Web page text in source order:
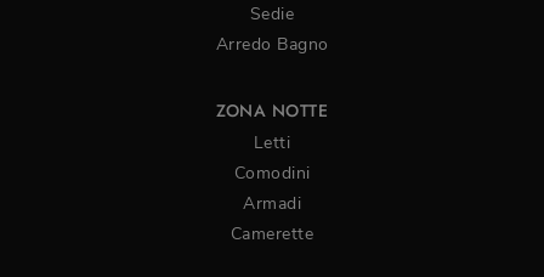
Sedie
Arredo Bagno
ZONA NOTTE
Letti
Comodini
Armadi
Camerette